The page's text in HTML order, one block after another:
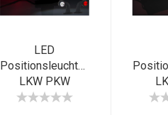
LED
Positionsleuchten
LKW PKW
Anhänger Rot